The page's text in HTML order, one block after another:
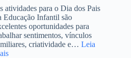
Ano
com
Chapeuzinho
Vermelho
atividades para o Dia dos Pais
Educação Infantil são
oportunidades para
sentimentos, vínculos
criatividade e… Leia
: